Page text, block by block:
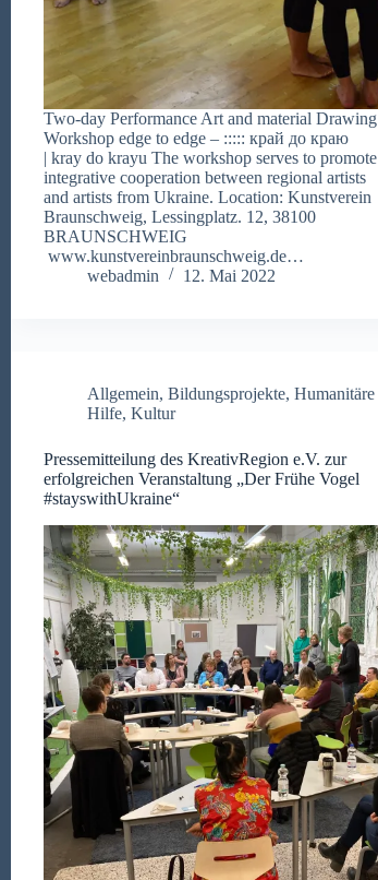
Two-day Performance Art and material Drawing
Workshop edge to edge – ::::: край до краю
| kray do krayu The workshop serves to promote
integrative cooperation between regional artists
and artists from Ukraine. Location: Kunstverein
Braunschweig, Lessingplatz. 12, 38100
BRAUNSCHWEIG
www.kunstvereinbraunschweig.de…
webadmin
12. Mai 2022
Allgemein, Bildungsprojekte, Humanitäre
Hilfe, Kultur
Pressemitteilung des KreativRegion e.V. zur
erfolgreichen Veranstaltung „Der Frühe Vogel
#stayswithUkraine“